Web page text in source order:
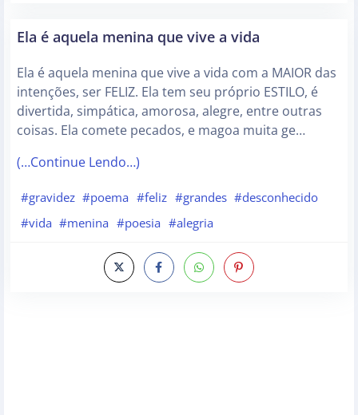
Ela é aquela menina que vive a vida
Ela é aquela menina que vive a vida com a MAIOR das
intenções, ser FELIZ. Ela tem seu próprio ESTILO, é
divertida, simpática, amorosa, alegre, entre outras
coisas. Ela comete pecados, e magoa muita ge…
(…Continue Lendo…)
#gravidez #poema #feliz #grandes #desconhecido
#vida #menina #poesia #alegria